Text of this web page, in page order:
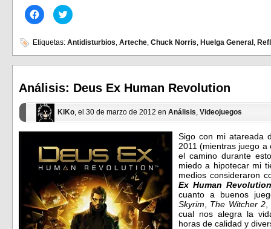
Haz
clic
en
Facebook
(Se
abre
ventana
nueva)
Haz
clic
en
(Se
abre
ventana
nueva)
Etiquetas: Antidisturbios, Arteche, Chuck Norris, Huelga General ,
Análisis: Deus Ex Human Revolution
KiKo , el 30 de marzo de 2012 en Análisis Videojuegos
Sigo con mi atareada
2011 (mientras juego
el camino durante
miedo a hipotecar mi
medios consideraron
Ex Human Revolution
cuanto a buenos
Skyrim
The Witcher 2
cual nos alegra la
horas de calidad y